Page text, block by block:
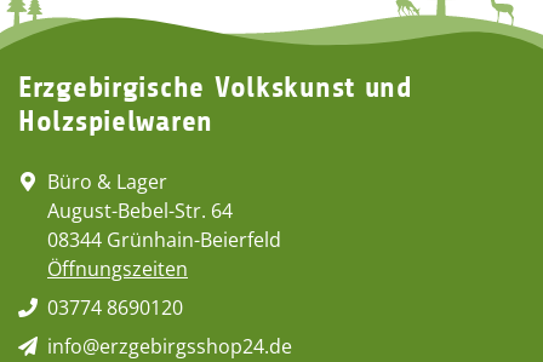
Erzgebirgische Volkskunst und
Holzspielwaren
Büro & Lager
August-Bebel-Str. 64
08344 Grünhain-Beierfeld
Öffnungszeiten
03774 8690120
info@erzgebirgsshop24.de